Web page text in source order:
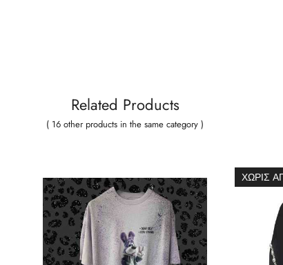
Related Products
( 16 other products in the same category )
ΧΩΡΊΣ